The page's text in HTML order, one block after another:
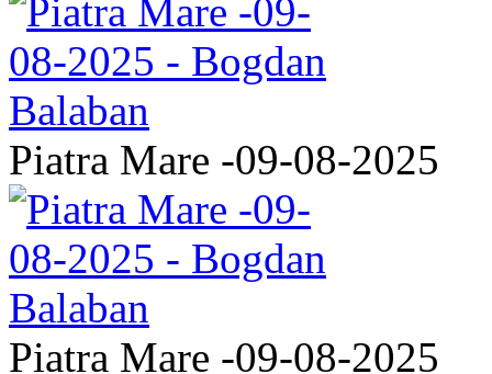
Piatra Mare -09-08-2025
Piatra Mare -09-08-2025